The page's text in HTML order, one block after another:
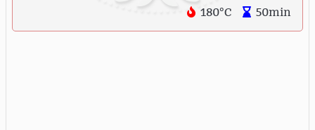
180°C
50min